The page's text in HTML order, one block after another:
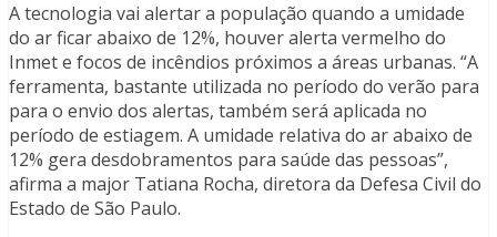
A tecnologia vai alertar a população quando a umidade
do ar ficar abaixo de 12%, houver alerta vermelho do
Inmet e focos de incêndios próximos a áreas urbanas. “A
ferramenta, bastante utilizada no período do verão para
para o envio dos alertas, também será aplicada no
período de estiagem. A umidade relativa do ar abaixo de
12% gera desdobramentos para saúde das pessoas”,
afirma a major Tatiana Rocha, diretora da Defesa Civil do
Estado de São Paulo.